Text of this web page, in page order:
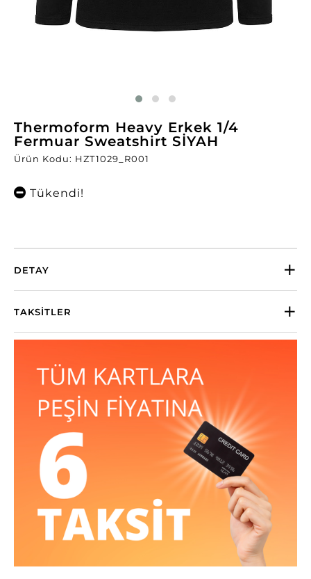
Thermoform Heavy Erkek 1/4
Fermuar Sweatshirt SİYAH
Ürün Kodu: HZT1029_R001
Tükendi!
DETAY
TAKSITLER